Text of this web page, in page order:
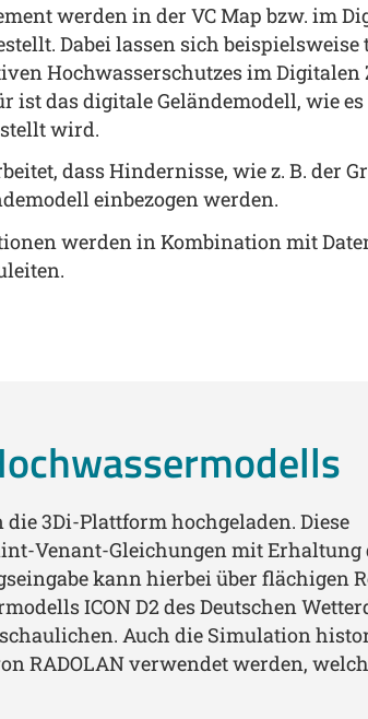
werden in der VC Map bzw. im
Dabei lassen sich beispielsweise
Hochwasserschutzes im
das digitale Geländemodell, wie es
wird.
dass Hindernisse, wie z. B. der
einbezogen werden.
werden in Kombination mit
3Di-Plattform hochgeladen. Diese
Venant-Gleichungen mit Erhaltung
kann hierbei über flächigen
ICON D2 des Deutschen
Auch die Simulation
RADOLAN verwendet werden,